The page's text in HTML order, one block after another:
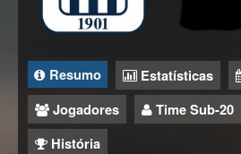
Resumo Estatísticas
Jogadores
Time Sub-20
História